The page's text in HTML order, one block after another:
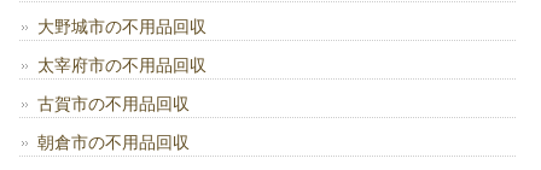
大野城市の不用品回収
太宰府市の不用品回収
古賀市の不用品回収
朝倉市の不用品回収